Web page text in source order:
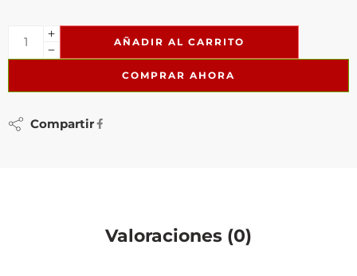
AÑADIR AL CARRITO
COMPRAR AHORA
Compartir
Valoraciones (0)